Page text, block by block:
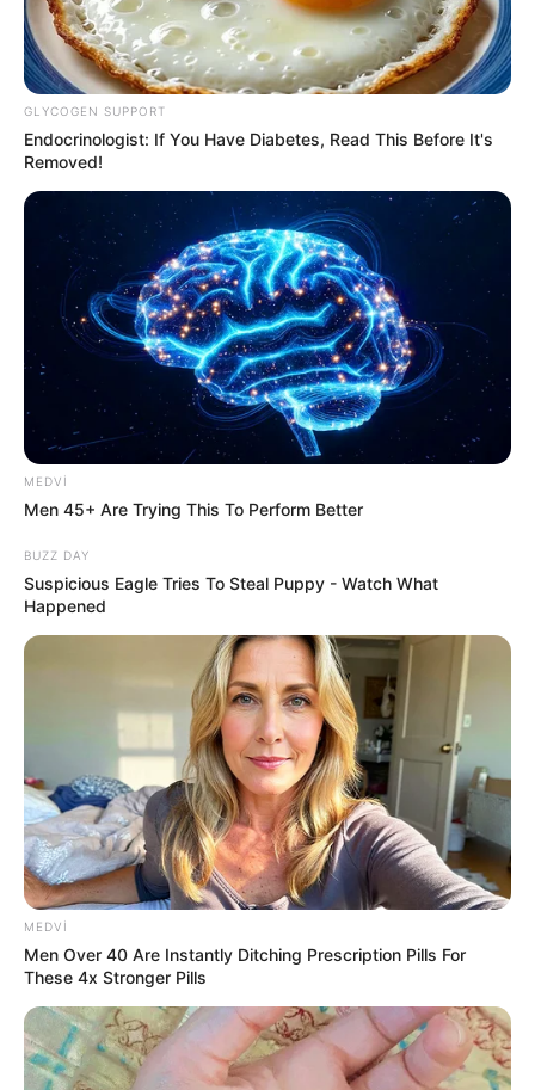
19:59 / 06 Avqust 2026
Bu məktəblər üzrə vakansiya seçimi
başlayır
56
19:37 / 06 Avqust 2026
Nazirlik küləklə bağlı XƏBƏRDARLIQ
Dənizə GİRMƏYİN
0
19:30 / 06 Avqust 2026 CƏMİYYƏT
GLYCOGEN SUPPORT
Endocrinologist: If You Have Diabetes, Read This Before It's
Removed!
MEDVI
Men 45+ Are Trying This To Perform Better
BUZZ DAY
Suspicious Eagle Tries To Steal Puppy - Watch What
Happened
MEDVI
Men Over 40 Are Instantly Ditching Prescription Pills For
These 4x Stronger Pills